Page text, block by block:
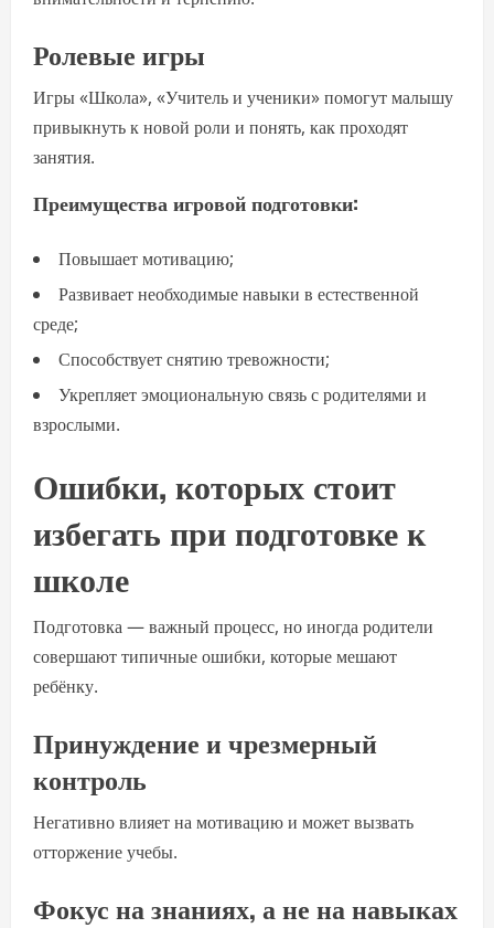
Ролевые игры
Игры «Школа», «Учитель и ученики» помогут малышу
привыкнуть к новой роли и понять, как проходят
занятия.
Преимущества игровой подготовки:
Повышает мотивацию;
Развивает необходимые навыки в естественной
среде;
Способствует снятию тревожности;
Укрепляет эмоциональную связь с родителями и
взрослыми.
Ошибки, которых стоит
избегать при подготовке к
школе
Подготовка — важный процесс, но иногда родители
совершают типичные ошибки, которые мешают
ребёнку.
Принуждение и чрезмерный
контроль
Негативно влияет на мотивацию и может вызвать
отторжение учебы.
Фокус на знаниях, а не на навыках